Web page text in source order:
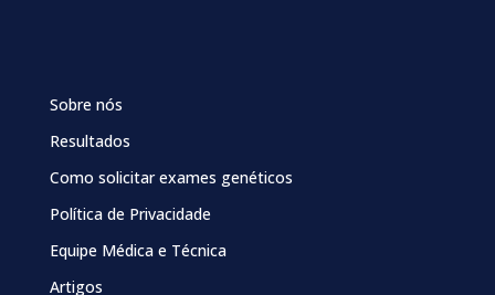
Sobre nós
Resultados
Como solicitar exames genéticos
Política de Privacidade
Equipe Médica e Técnica
Artigos